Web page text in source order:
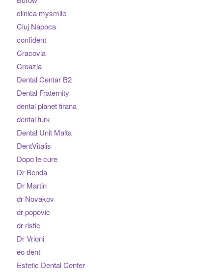
clinica mysmile
Cluj Napoca
confident
Cracovia
Croazia
Dental Centar B2
Dental Fraternity
dental planet tirana
dental turk
Dental Unit Malta
DentVitalis
Dopo le cure
Dr Benda
Dr Martin
dr Novakov
dr popovic
dr ristic
Dr Vrioni
eo dent
Estetic Dental Center